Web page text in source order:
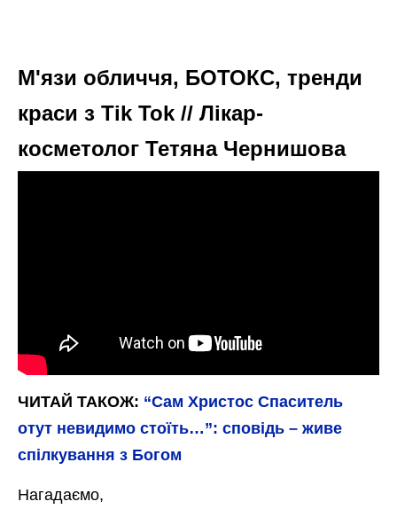
М'язи обличчя, БОТОКС, тренди
краси з Tik Tok // Лікар-
косметолог Тетяна Чернишова
ЧИТАЙ ТАКОЖ: “Сам Христос Спаситель
отут невидимо стоїть…”: сповідь – живе
спілкування з Богом
Нагадаємо,